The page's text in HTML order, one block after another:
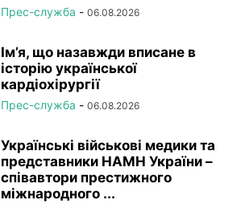
Прес-служба - 06.08.2026
Ім’я, що назавжди вписане в
історію української
кардіохірургії
Прес-служба - 06.08.2026
Українські військові медики та
представники НАМН України –
співавтори престижного
міжнародного ...